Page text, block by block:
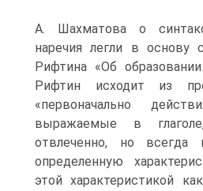
А. Шахматова о
наречия легли в основу
Рифтина «Об
Рифтин исходит из
«первоначально
выражаемые в
отвлеченно, но всегда
определенную
этой характеристикой